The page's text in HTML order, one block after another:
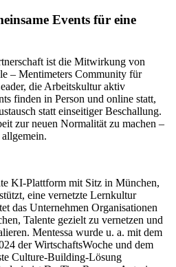
Events für eine
ist die Mitwirkung von
– Mentimeters Community für
die Arbeitskultur aktiv
finden in Person und online statt,
statt einseitiger Beschallung.
zur neuen Normalität zu machen –
KI-Plattform mit Sitz in München,
eine vernetzte Lernkultur
das Unternehmen Organisationen
Talente gezielt zu vernetzen und
Mentessa wurde u. a. mit dem
der WirtschaftsWoche und dem
Culture-Building-Lösung